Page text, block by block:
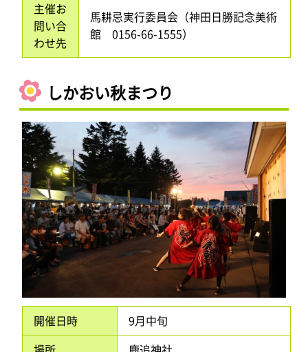
主催お
問い合
わせ先
馬耕忌実行委員会（神田日勝記念美術
館 0156-66-1555）
しかおい秋まつり
開催日時
9月中旬